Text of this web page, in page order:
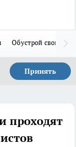
Обустрой свой дом
Принять
проходят